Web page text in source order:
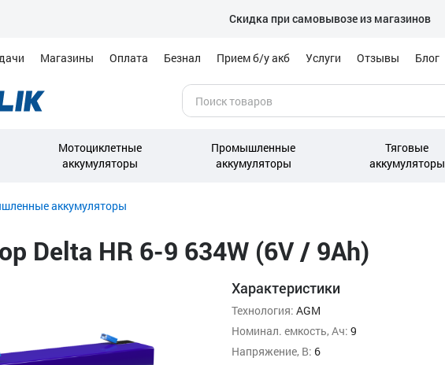
Скидка при самовывозе из магазинов
Магазины Оплата Безнал Прием б/у акб Услуги Отзывы Блог
Мотоциклетные
аккумуляторы
Промышленные
аккумуляторы
Тяговые
аккумуляторы
аккумуляторы
Delta HR 6-9 634W (6V / 9Ah)
Характеристики
Технология: AGM
Номинал. емкость, Ач: 9
Напряжение, В: 6